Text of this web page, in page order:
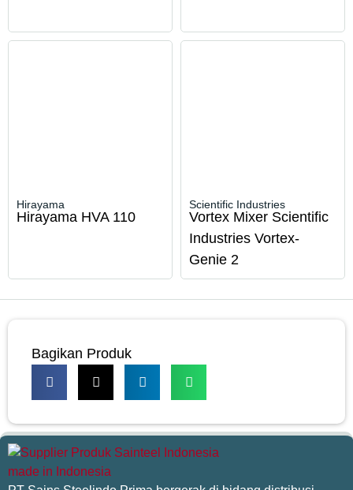
Hirayama
Hirayama HVA 110
Scientific Industries
Vortex Mixer Scientific
Industries Vortex-
Genie 2
Bagikan Produk